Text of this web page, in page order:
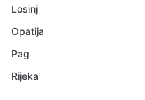
Losinj
Opatija
Pag
Rijeka